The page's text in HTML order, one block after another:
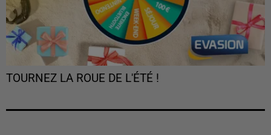
TOURNEZ LA ROUE DE L'ÉTÉ !